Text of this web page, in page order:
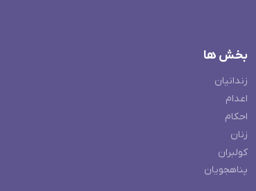
بخش ها
زندانیان
اعدام
احکام
زنان
کولبران
پناهجویان